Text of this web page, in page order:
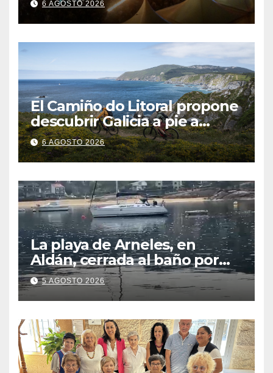
6 AGOSTO 2026
El Camiño do Litoral propone
descubrir Galicia a pie a
través de más de 1.300
kilómetros
6 AGOSTO 2026
La playa de Arneles, en
Aldán, cerrada al baño por
contaminación del agua tras
detectarse restos fecales
5 AGOSTO 2026